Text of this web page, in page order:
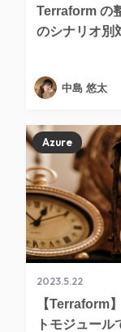
Terraform の
のシナリオ別
中島 悠太
2023.5.22
【Terraform
トモジュー
Azure